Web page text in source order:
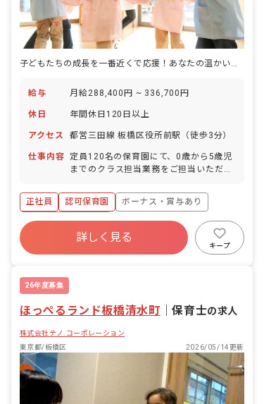
子どもたちの成長を一番近くで応援！あなたの温かい心が輝く場所です
給与 月給288,400円 ~ 336,700円
休日 年間休日120日以上
アクセス 都営三田線 板橋区役所前駅（徒歩3分）
仕事内容
定員120名の保育園にて、0歳から5歳児
までのクラス担当業務をご担当いただき
です。 ・初心者の方にも丁寧に指導いた
します。
正社員 認可保育園
ボーナス・賞与あり
年間休日120日以上
寮・住宅・家賃補助あり
社会保険完備
昇給昇進あり
詳しく見る
キープ
26年度募集
ほっぺるランド板橋清水町 ｜保育士の求人
株式会社テノ.コーポレーション
東京都/板橋区
2026/05/14更新